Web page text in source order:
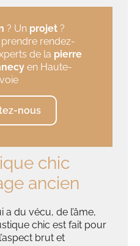
? Un projet?
rendez-
de la pierre
en Haute-
nous
chic
ancien
a du vécu, de l’âme,
chic est fait pour
brut et